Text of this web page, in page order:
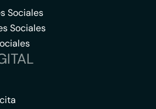
Sociales
Sociales